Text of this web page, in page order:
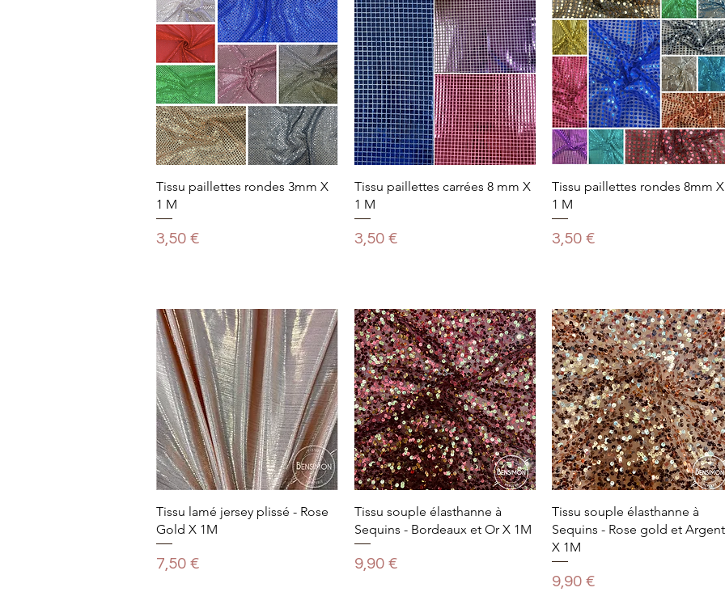
Tissu paillettes rondes 3mm X
1 M
Prix
3,50 €
Tissu paillettes carrées 8 mm X
1 M
Prix
3,50 €
Tissu paillettes rondes 8mm X
1 M
Prix
3,50 €
Tissu lamé jersey plissé - Rose
Gold X 1M
Prix
7,50 €
Tissu souple élasthanne à
Sequins - Bordeaux et Or X 1M
Prix
9,90 €
Tissu souple élasthanne à
Sequins - Rose gold et Argent
X 1M
Prix
9,90 €